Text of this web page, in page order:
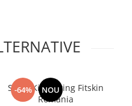
-64% NOU
Short Kickboxing Fitskin
Romania